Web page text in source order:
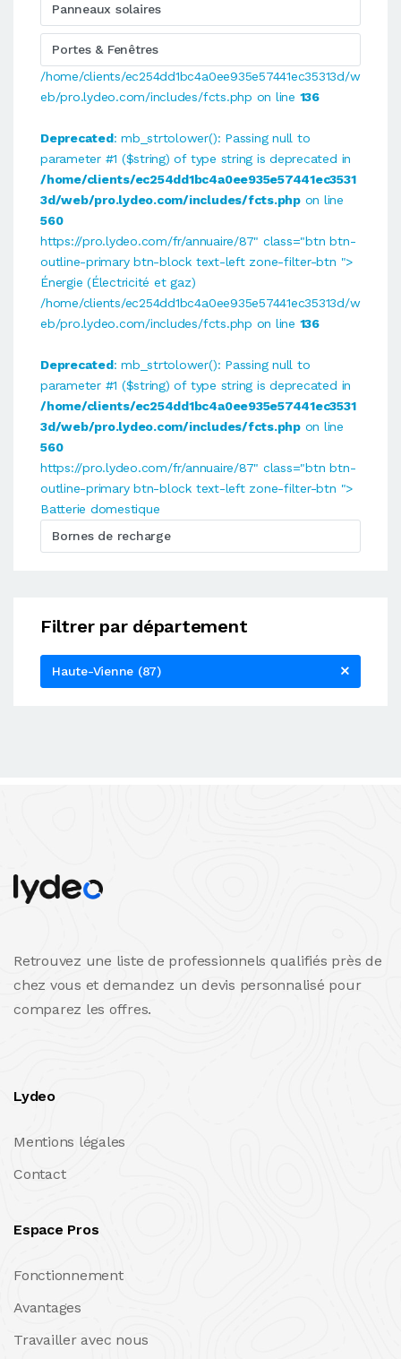
Panneaux solaires
Portes & Fenêtres
/home/clients/ec254dd1bc4a0ee935e57441ec35313d/w
eb/pro.lydeo.com/includes/fcts.php on line 136
Deprecated: mb_strtolower(): Passing null to
parameter #1 ($string) of type string is deprecated in
/home/clients/ec254dd1bc4a0ee935e57441ec3531
3d/web/pro.lydeo.com/includes/fcts.phpon line
560
https://pro.lydeo.com/fr/annuaire/87" class="btn btn-
outline-primary btn-block text-left zone-filter-btn ">
Énergie (Électricité et gaz)
/home/clients/ec254dd1bc4a0ee935e57441ec35313d/w
eb/pro.lydeo.com/includes/fcts.php on line 136
Deprecated: mb_strtolower(): Passing null to
parameter #1 ($string) of type string is deprecated in
/home/clients/ec254dd1bc4a0ee935e57441ec3531
3d/web/pro.lydeo.com/includes/fcts.phpon line
560
https://pro.lydeo.com/fr/annuaire/87" class="btn btn-
outline-primary btn-block text-left zone-filter-btn ">
Batterie domestique
Bornes de recharge
Filtrer par département
Haute-Vienne (87)
Retrouvez une liste de professionnels qualifiés près de
chez vous et demandez un devis personnalisé pour
comparez les offres.
Lydeo
Mentions légales
Contact
Espace Pros
Fonctionnement
Avantages
Travailler avec nous